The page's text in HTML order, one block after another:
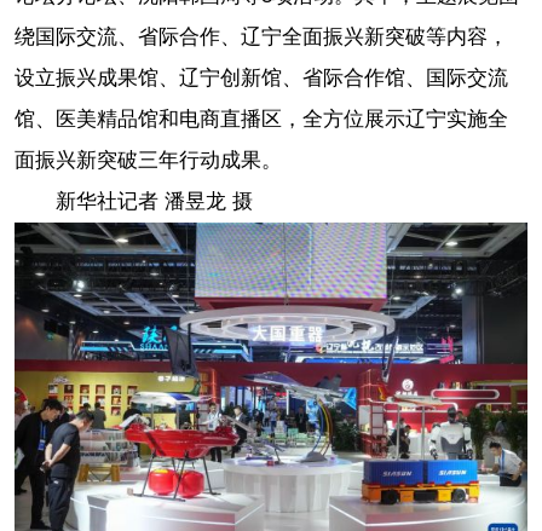
绕国际交流、省际合作、辽宁全面振兴新突破等内容，
设立振兴成果馆、辽宁创新馆、省际合作馆、国际交流
馆、医美精品馆和电商直播区，全方位展示辽宁实施全
面振兴新突破三年行动成果。
新华社记者 潘昱龙 摄